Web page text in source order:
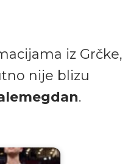
iz Grčke,
nije blizu
.